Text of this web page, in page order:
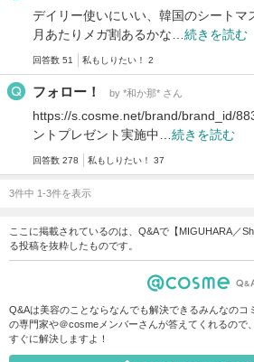
デイリー使いにいい、韓国のシートマ
月あたりメガ割あるかな… 続きを読む
回答数 51 私もしりたい！ 2
フォロー！ by *和か那* さん
https://s.cosme.net/brand/brand_id/
ントプレゼント実施中… 続きを読む
回答数 278 私もしりたい！ 37
3件中 1-3件を表示
ここに掲載されているのは、Q&Aで【MIGUHARA／
る投稿を抜粋したものです。
Q&Aは美容のことならなんでも解決できるみんなのコ
の専門家や＠cosmeメンバーさんが答えてくれるので
すぐに解決しますよ！